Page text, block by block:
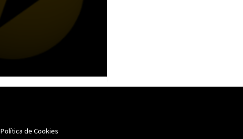
Política de Cookies